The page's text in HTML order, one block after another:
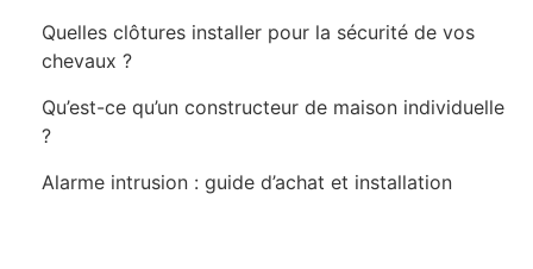
Quelles clôtures installer pour la sécurité de vos
chevaux ?
Qu’est-ce qu’un constructeur de maison individuelle
?
Alarme intrusion : guide d’achat et installation